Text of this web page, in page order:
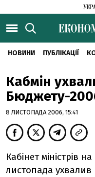
НОВИНИ ПУБЛІКАЦІЇ
Кабмін
Бюджету-
8 ЛИСТОПАДА 2006, 15:41
Кабінет міністрів
листопада ухвалив